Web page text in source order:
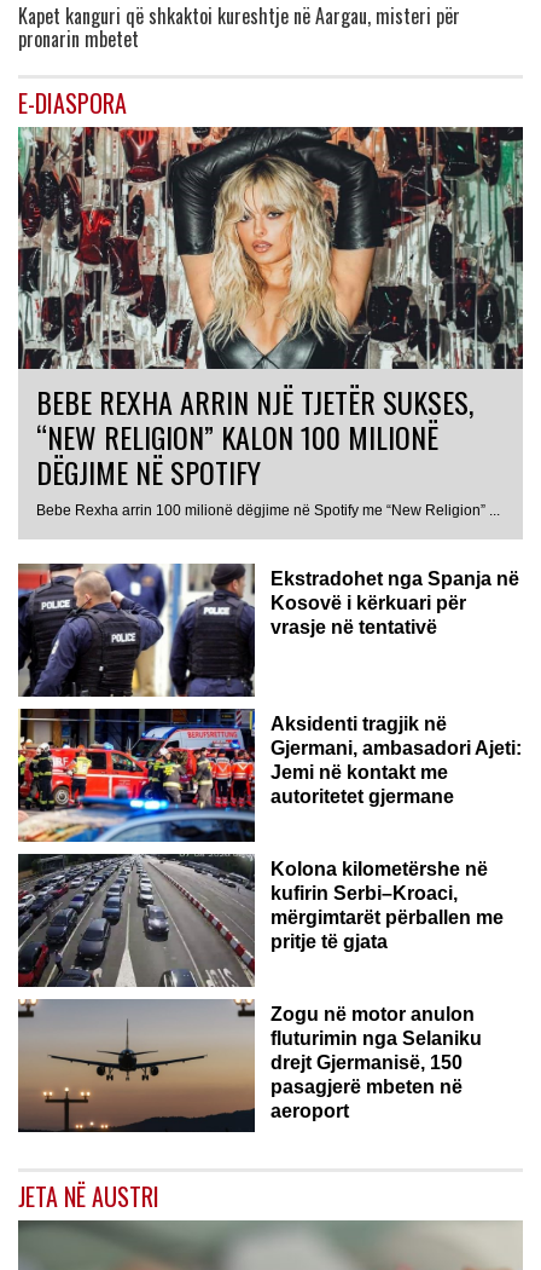
Kapet kanguri që shkaktoi kureshtje në Aargau, misteri për
pronarin mbetet
E-DIASPORA
BEBE REXHA ARRIN NJË TJETËR SUKSES,
“NEW RELIGION” KALON 100 MILIONË
DËGJIME NË SPOTIFY
Bebe Rexha arrin 100 milionë dëgjime në Spotify me “New Religion” ...
Ekstradohet nga Spanja në
Kosovë i kërkuari për
vrasje në tentativë
GJERMANI
Aksidenti tragjik në
Gjermani, ambasadori Ajeti:
Jemi në kontakt me
autoritetet gjermane
Kolona kilometërshe në
kufirin Serbi–Kroaci,
mërgimtarët përballen me
pritje të gjata
Zogu në motor anulon
fluturimin nga Selaniku
drejt Gjermanisë, 150
pasagjerë mbeten në
aeroport
JETA NË AUSTRI